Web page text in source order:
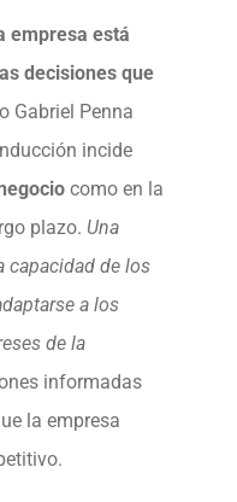
empresa está
decisiones que
Gabriel Penna
incide
como en la
plazo. Una
capacidad de los
a los
de la
informadas
la empresa